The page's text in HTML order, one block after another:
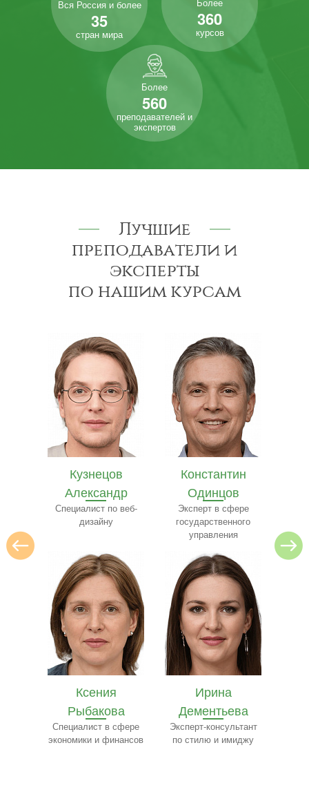
Вся Россия и более
35
стран мира
360
курсов
Более
560
преподавателей и
экспертов
Лучшие
преподаватели и
эксперты
по нашим курсам
Константин
Одинцов
Эксперт в сфере
государственного
Ирина
Дементьева
Эксперт-консультант
по стилю и имиджу
Илья Лебедев
Эксперт по
архитектуре
Ярослав
Бобылёв
Эксперт по пищевому
производству